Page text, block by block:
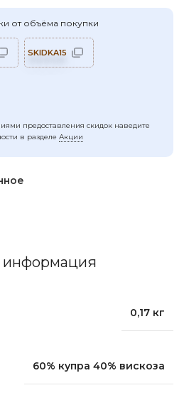
от объёма покупки
SKIDKA15
предоставления скидок наведите
в разделе Акции
информация
0,17 кг
60% купра 40% вискоза